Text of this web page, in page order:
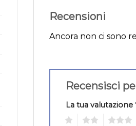
Recensioni
Ancora non ci sono
Recensisci
La tua valutazione